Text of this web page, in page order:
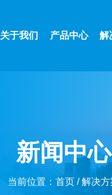
关于我们 产品中心 解
新闻中心
当前位置： 首页 /解决方